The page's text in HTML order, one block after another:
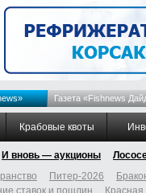
Газета «Fishnews
Крабовые квоты
И вновь — аукционы
Питер-2026
ставок и пошлин